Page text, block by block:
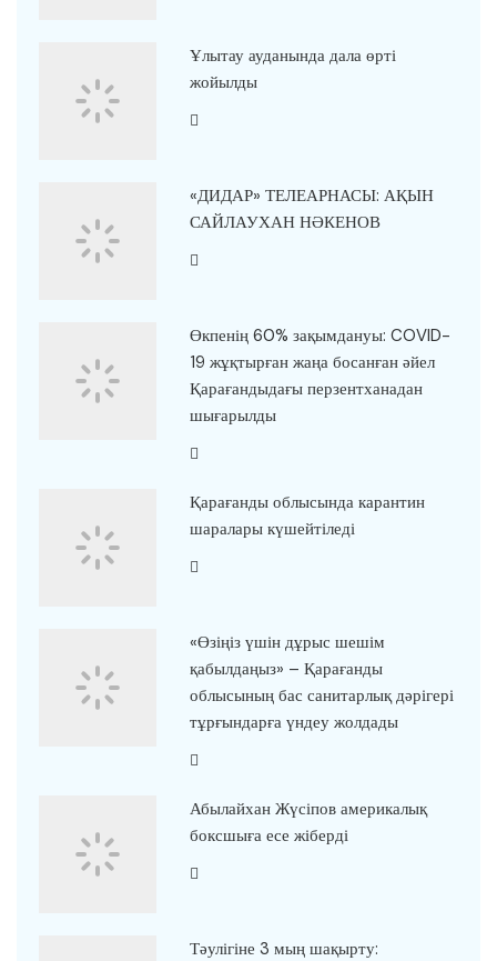
Ұлытау ауданында дала өрті
жойылды
«ДИДАР» ТЕЛЕАРНАСЫ: АҚЫН
САЙЛАУХАН НӘКЕНОВ
Өкпенің 60% зақымдануы: COVID-
19 жұқтырған жаңа босанған әйел
Қарағандыдағы перзентханадан
шығарылды
Қарағанды облысында карантин
шаралары күшейтіледі
«Өзіңіз үшін дұрыс шешім
қабылдаңыз» – Қарағанды
облысының бас санитарлық дәрігері
тұрғындарға үндеу жолдады
Абылайхан Жүсіпов америкалық
боксшыға есе жіберді
Тәулігіне 3 мың шақырту: